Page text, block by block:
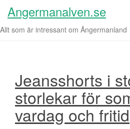
Angermanalven.se
Allt som är intressant om Ångermanland
Jeansshorts i
storlekar för
vardag och fritid